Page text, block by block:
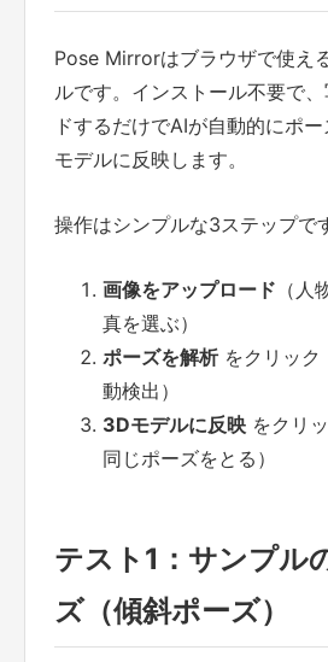
Pose Mirrorはブラウザで使え
ルです。インストール不要で
ドするだけでAIが自動的にポ
モデルに反映します。
操作はシンプルな3ステップで
画像をアップロード （
真を選ぶ）
ポーズを解析をクリック
動検出）
3Dモデルに反映 をクリ
同じポーズをとる）
テスト1：サンプル
ズ（傾斜ポーズ）